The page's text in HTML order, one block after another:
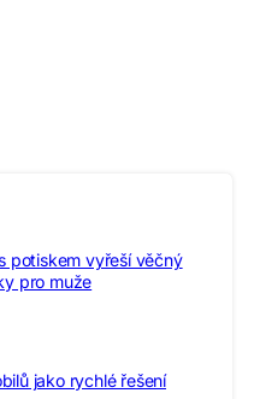
potiskem vyřeší věčný
pro muže
jako rychlé řešení